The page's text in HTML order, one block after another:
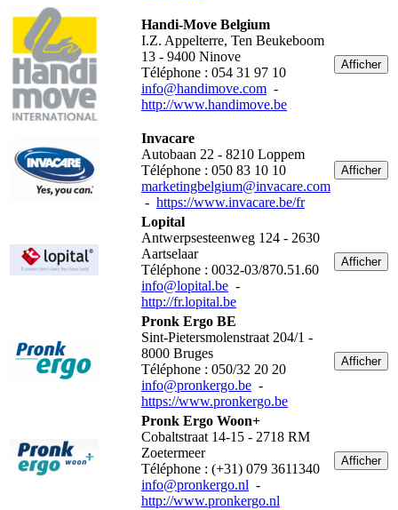
Handi-Move Belgium
I.Z. Appelterre, Ten Beukeboom
13 - 9400 Ninove
Téléphone : 054 31 97 10
info@handimove.com -
http://www.handimove.be
Afficher
Invacare
Autobaan 22 - 8210 Loppem
Téléphone : 050 83 10 10
marketingbelgium@invacare.com
- https://www.invacare.be/fr
Afficher
Lopital
Antwerpsesteenweg 124 - 2630
Aartselaar
Téléphone : 0032-03/870.51.60
info@lopital.be -
http://fr.lopital.be
Afficher
Pronk Ergo BE
Sint-Pietersmolenstraat 204/1 -
8000 Bruges
Téléphone : 050/32 20 20
info@pronkergo.be -
https://www.pronkergo.be
Afficher
Pronk Ergo Woon+
Cobaltstraat 14-15 - 2718 RM
Zoetermeer
Téléphone : (+31) 079 3611340
info@pronkergo.nl -
http://www.pronkergo.nl
Afficher